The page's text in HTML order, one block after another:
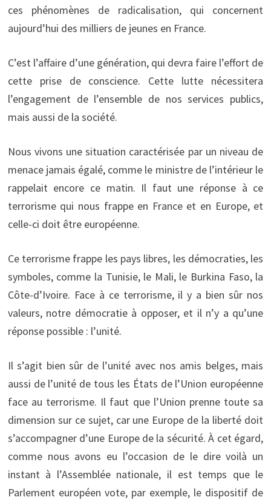
ces phénomènes de radicalisation, qui concernent
aujourd’hui des milliers de jeunes en France.
C’est l’affaire d’une génération, qui devra faire l’effort de
cette prise de conscience. Cette lutte nécessitera
l’engagement de l’ensemble de nos services publics,
mais aussi de la société.
Nous vivons une situation caractérisée par un niveau de
menace jamais égalé, comme le ministre de l’intérieur le
rappelait encore ce matin. Il faut une réponse à ce
terrorisme qui nous frappe en France et en Europe, et
celle-ci doit être européenne.
Ce terrorisme frappe les pays libres, les démocraties, les
symboles, comme la Tunisie, le Mali, le Burkina Faso, la
Côte-d’Ivoire. Face à ce terrorisme, il y a bien sûr nos
valeurs, notre démocratie à opposer, et il n’y a qu’une
réponse possible : l’unité.
Il s’agit bien sûr de l’unité avec nos amis belges, mais
aussi de l’unité de tous les États de l’Union européenne
face au terrorisme. Il faut que l’Union prenne toute sa
dimension sur ce sujet, car une Europe de la liberté doit
s’accompagner d’une Europe de la sécurité. À cet égard,
comme nous avons eu l’occasion de le dire voilà un
instant à l’Assemblée nationale, il est temps que le
Parlement européen vote, par exemple, le dispositif de